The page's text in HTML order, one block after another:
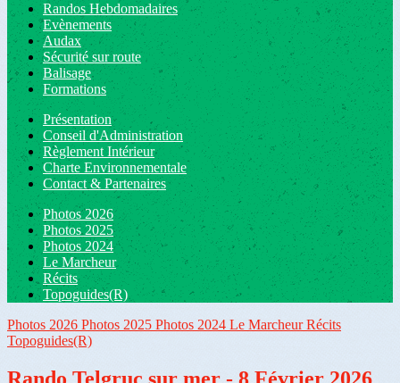
Randos Hebdomadaires
Evènements
Audax
Sécurité sur route
Balisage
Formations
Présentation
Conseil d'Administration
Règlement Intérieur
Charte Environnementale
Contact & Partenaires
Photos 2026
Photos 2025
Photos 2024
Le Marcheur
Récits
Topoguides(R)
Photos 2026 Photos 2025 Photos 2024 Le MarcheurRécits
Topoguides(R)